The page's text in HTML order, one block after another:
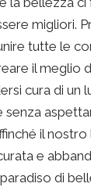
migliori.
tutte le
il meglio
cura di un
senza
il
e
di